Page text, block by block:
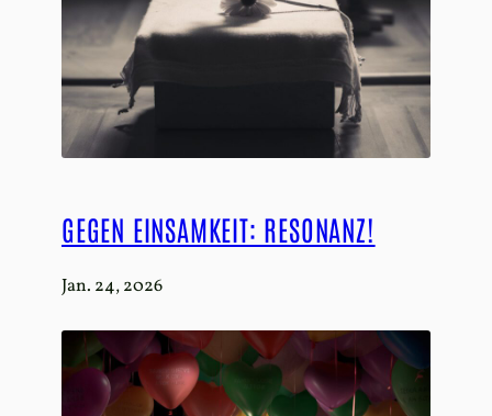
GEGEN EINSAMKEIT: RESONANZ!
Jan. 24, 2026